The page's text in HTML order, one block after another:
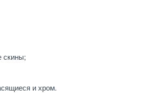
скины;
и хром.